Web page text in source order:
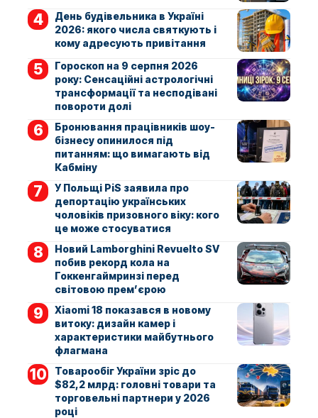
День будівельника в Україні
2026: якого числа святкують і
кому адресують привітання
Гороскоп на 9 серпня 2026
року: Сенсаційні астрологічні
трансформації та несподівані
повороти долі
Бронювання працівників шоу-
бізнесу опинилося під
питанням: що вимагають від
Кабміну
У Польщі PiS заявила про
депортацію українських
чоловіків призовного віку: кого
це може стосуватися
Новий Lamborghini Revuelto SV
побив рекорд кола на
Гоккенгаймринзі перед
світовою прем’єрою
Xiaomi 18 показався в новому
витоку: дизайн камер і
характеристики майбутнього
флагмана
Товарообіг України зріс до
$82,2 млрд: головні товари та
торговельні партнери у 2026
році